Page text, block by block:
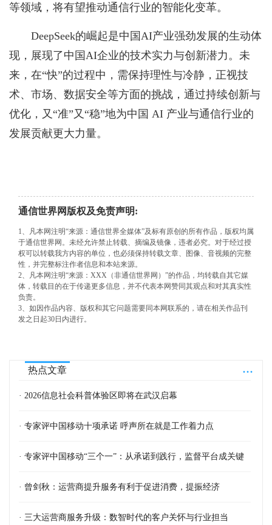
等领域，将有望推动通信行业的智能化变革。
DeepSeek的崛起是中国AI产业强劲发展的生动体
现，展现了中国AI企业的技术实力与创新潜力。未
来，在“快”的过程中，需保持理性与冷静，正视技
术、市场、数据安全等方面的挑战，通过持续创新与
优化，又“准”又“稳”地为中国 AI 产业与通信行业的
发展贡献更大力量。
通信世界网版权及免责声明:
1、凡本网注明“来源：通信世界全媒体”及标有原创的所有作品，版权均属
于通信世界网。未经允许禁止转载、摘编及镜像，违者必究。对于经过授
权可以转载我方内容的单位，也必须保持转载文章、图像、音视频的完整
性，并完整标注作者信息和本站来源。
2、凡本网注明“来源：XXX（非通信世界网）”的作品，均转载自其它媒
体，转载目的在于传递更多信息，并不代表本网赞同其观点和对其真实性
负责。
3、如因作品内容、版权和其它问题需要同本网联系的，请在相关作品刊
发之日起30日内进行。
...
热点文章
· 2026信息社会科普体验区即将在武汉启幕
· 专家评中国移动十项承诺 呼声所在就是工作着力点
· 专家评中国移动“三个一”：从承诺到践行，监督平台成关键
· 曾剑秋：运营商提升服务有利于促进消费，提振经济
· 三大运营商服务升级：数智时代的客户关怀与行业担当